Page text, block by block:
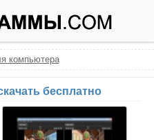
компьютера
бесплатно